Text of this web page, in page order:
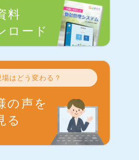
料
ロード
場はどう変わる？
の声を
る